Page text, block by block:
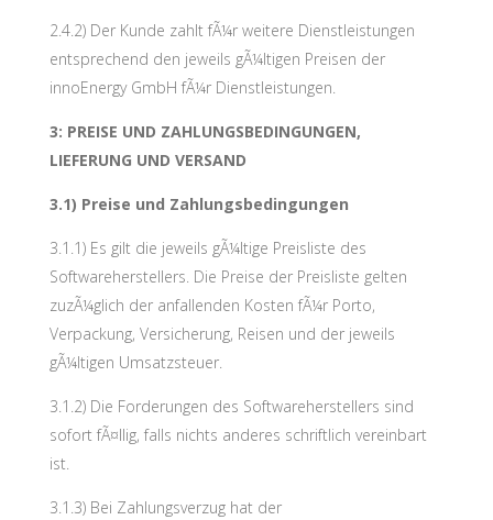
2.4.2) Der Kunde zahlt fÃ¼r weitere Dienstleistungen
entsprechend den jeweils gÃ¼ltigen Preisen der
innoEnergy GmbH fÃ¼r Dienstleistungen.
3: PREISE UND ZAHLUNGSBEDINGUNGEN,
LIEFERUNG UND VERSAND
3.1) Preise und Zahlungsbedingungen
3.1.1) Es gilt die jeweils gÃ¼ltige Preisliste des
Softwareherstellers. Die Preise der Preisliste gelten
zuzÃ¼glich der anfallenden Kosten fÃ¼r Porto,
Verpackung, Versicherung, Reisen und der jeweils
gÃ¼ltigen Umsatzsteuer.
3.1.2) Die Forderungen des Softwareherstellers sind
sofort fÃ¤llig, falls nichts anderes schriftlich vereinbart
ist.
3.1.3) Bei Zahlungsverzug hat der